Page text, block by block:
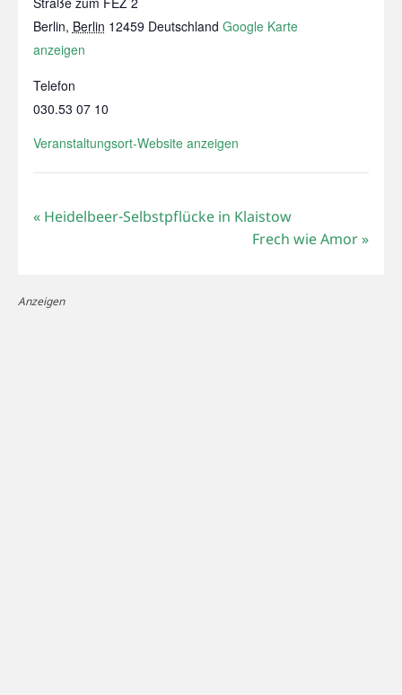
Berlin, Berlin 12459 Deutschland Google Karte
anzeigen
Telefon
030.53 07 10
Veranstaltungsort-Website anzeigen
«Heidelbeer-Selbstpflücke in Klaistow
Frech wie Amor»
Anzeigen